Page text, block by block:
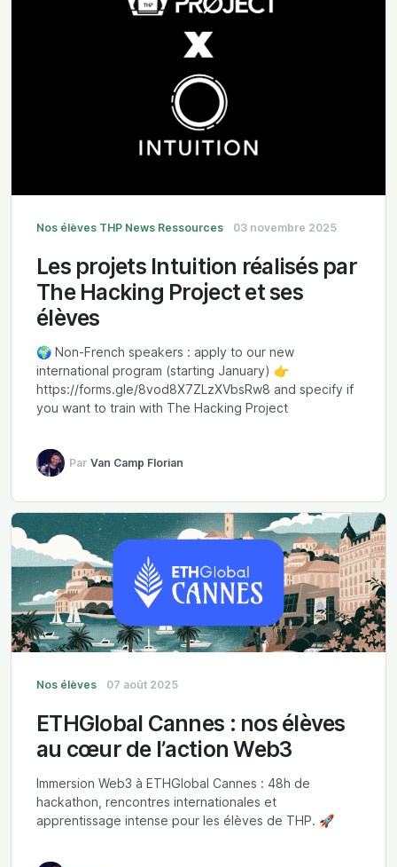
Nos élèves THP News Ressources 03 novembre 2025
Les projets Intuition réalisés par
The Hacking Project et ses
élèves
🌍 Non-French speakers : apply to our new
international program (starting January) 👉
https://forms.gle/8vod8X7ZLzXVbsRw8 and specify if
you want to train with The Hacking Project
Par Van Camp Florian
Nos élèves 07 août 2025
ETHGlobal Cannes : nos élèves
au cœur de l’action Web3
Immersion Web3 à ETHGlobal Cannes : 48h de
hackathon, rencontres internationales et
apprentissage intense pour les élèves de THP. 🚀